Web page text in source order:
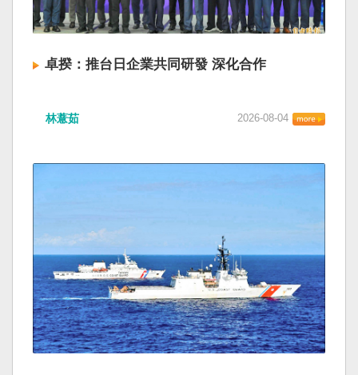
卓揆：推台日企業共同研發 深化合作
林薏茹 2026-08-04